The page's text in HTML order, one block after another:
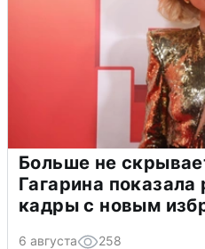
Больше не
Гагарина
кадры с новым
6 августа 258